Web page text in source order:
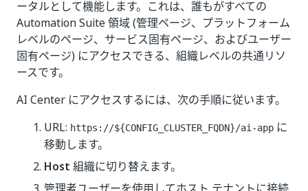
ータルとして機能します。これは、誰もがすべての
Automation Suite 領域 (管理ページ、プラットフォーム
レベルのページ、サービス固有ページ、およびユーザー
固有ページ) にアクセスできる、組織レベルの共通リソ
ースです。
AI Center にアクセスするには、次の手順に従います。
URL: https://${CONFIG_CLUSTER_FQDN}/ai-app に
移動します。
Host 組織に切り替えます。